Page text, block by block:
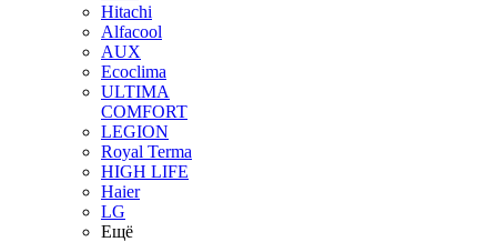
Hitachi
Alfacool
AUX
Ecoclima
ULTIMA
COMFORT
LEGION
Royal Terma
HIGH LIFE
Haier
LG
Ещё